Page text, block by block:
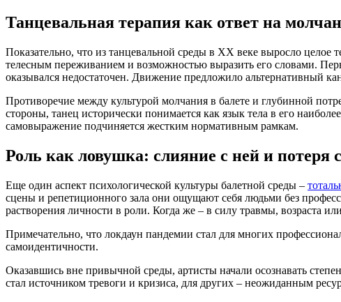
Танцевальная терапия как ответ на
Показательно, что из танцевальной среды в XX веке выросло целое
телесным переживанием и возможностью выразить его словами.
оказывался недостаточен. Движение предложило альтернативный
Противоречие между культурой молчания в балете и глубинной
стороны, танец исторически понимается как язык тела в его
самовыражение подчиняется жестким нормативным рамкам.
Роль как ловушка: слияние с ней и потеря
Еще один аспект психологической культуры балетной среды –
сцены и репетиционного зала они ощущают себя людьми без
растворения личности в роли. Когда же – в силу травмы, возраста
Примечательно, что локдаун пандемии стал для многих
самоидентичности.
Оказавшись вне привычной среды, артисты начали осознавать
стал источником тревоги и кризиса, для других – неожиданным